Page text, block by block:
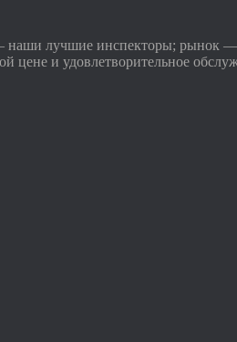
лучшие инспекторы; рынок
цене и удовлетворительное